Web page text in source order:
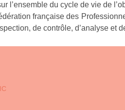
l’ensemble du cycle de vie de
française des
de contrôle, d’analyse et